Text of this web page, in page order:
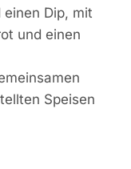
Dip, mit
und einen
Speisen